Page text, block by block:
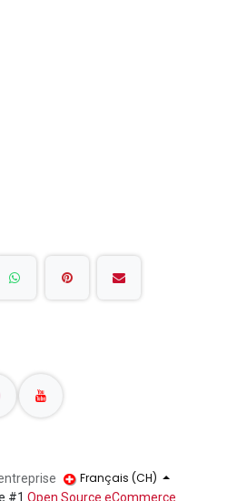
Français (CH)
#1 Open Source eCommerce